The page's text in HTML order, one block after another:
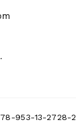
953-13-2728-2